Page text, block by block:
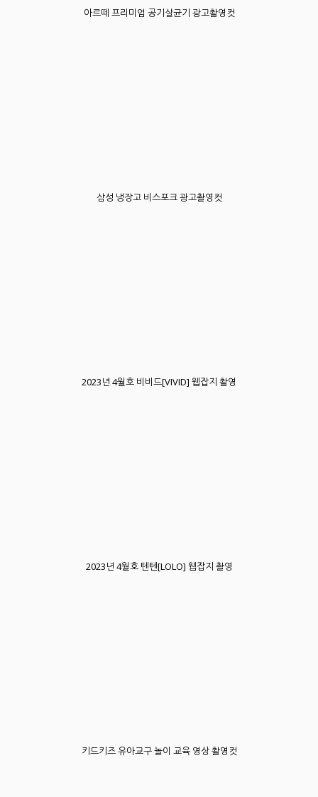
아르떼 프리미엄 공기살균기 광고촬영컷
삼성 냉장고 비스포크 광고촬영컷
2023년 4월호 비비드[VIVID] 웹잡지 촬영
2023년 4월호 텐텐[LOLO] 웹잡지 촬영
키드키즈 유아교구 놀이 교육 영상 촬영컷